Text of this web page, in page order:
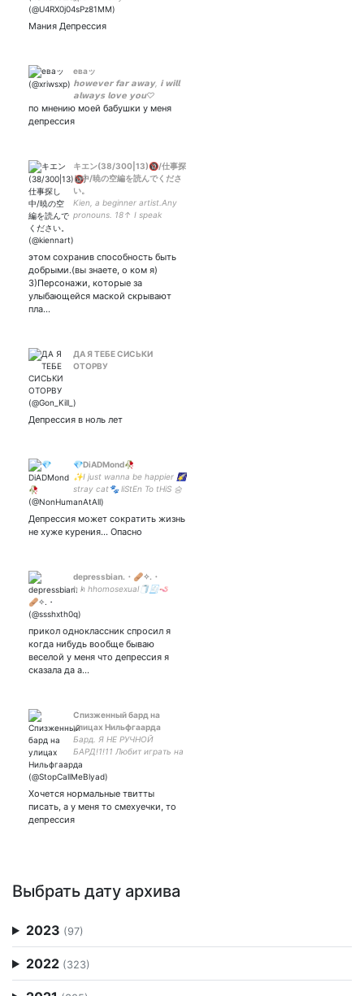
Мания Депрессия
еваッ
𝗵𝗼𝘄𝗲𝘃𝗲𝗿 𝗳𝗮𝗿 𝗮𝘄𝗮𝘆, 𝗶 𝘄𝗶𝗹𝗹
𝗮𝗹𝘄𝗮𝘆𝘀 𝗹𝗼𝘃𝗲 𝘆𝗼𝘂♡
по мнению моей бабушки у меня
депрессия
キエン(38/300|13)🔞/仕事探
し中/暁の空編を読んでくださ
い。
Kien, a beginner artist.Any
pronouns. 18↑ I speak
этом сохранив способность быть
добрыми.(вы знаете, о ком я)
3)Персонажи, которые за
улыбающейся маской скрывают
пла…
ДА Я ТЕБЕ СИСЬКИ
ОТОРВУ
Депрессия в ноль лет
💎DiADMond🥀
✨I just wanna be happier 🌠
stray cat🐾 liStEn To tHiS 승
정가🌋🥴 снег, растопи моё
Депрессия может сократить жизнь
не хуже курения... Опасно
depressbian.・🩹✧.・
h h hhomosexual🧻🧾🪱
прикол одноклассник спросил я
когда нибудь вообще бываю
веселой у меня что депрессия я
сказала да а…
Спизженный бард на
улицах Нильфгаарда
Бард. Я НЕ РУЧНОЙ
БАРД!1!11 Любит играть на
гитаре и свои АУшечЬки по
Ведьмаку. Баллады мои
ведьмаки...
Хочется нормальные твитты
писать, а у меня то смехуечки, то
депрессия
Выбрать дату архива
2023 (97)
2022 (323)